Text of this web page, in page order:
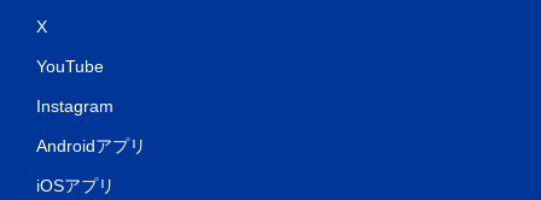
X
YouTube
Instagram
Androidアプリ
iOSアプリ